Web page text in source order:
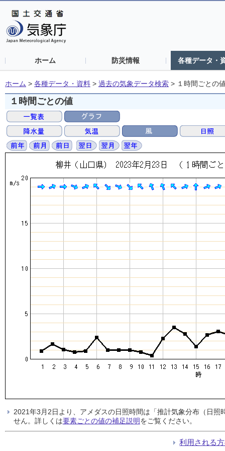
ホーム 防災情報 各種データ・
ホーム > 各種データ・資料 > 過去の気象データ検索 > １時間ごとの
１時間ごとの値
2021年3月2日より、アメダスの日照時間は「推計気象分布（日
せん。詳しくは要素ごとの値の補足説明をご覧ください。
利用される